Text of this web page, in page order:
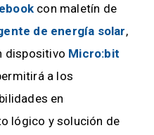
con maletín de
de energía solar,
dispositivo Micro:bit
a los
en
lógico y solución de